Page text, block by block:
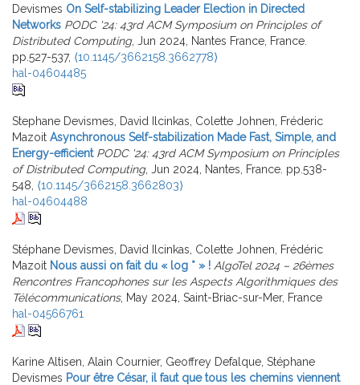
Devismes On Self-stabilizing Leader Election in Directed
Networks PODC '24: 43rd ACM Symposium on Principles of
Distributed Computing, Jun 2024, Nantes France, France.
pp.527-537, ⟨10.1145/3662158.3662778⟩
hal-04604485
Stephane Devismes, David Ilcinkas, Colette Johnen, Fréderic
Mazoit Asynchronous Self-stabilization Made Fast, Simple, and
Energy-efficient PODC '24: 43rd ACM Symposium on Principles
of Distributed Computing, Jun 2024, Nantes, France. pp.538-
548, ⟨10.1145/3662158.3662803⟩
hal-04604488
Stéphane Devismes, David Ilcinkas, Colette Johnen, Frédéric
Mazoit Nous aussi on fait du « log * » ! AlgoTel 2024 – 26èmes
Rencontres Francophones sur les Aspects Algorithmiques des
Télécommunications, May 2024, Saint-Briac-sur-Mer, France
hal-04566761
Karine Altisen, Alain Cournier, Geoffrey Defalque, Stéphane
Devismes Pour être César, il faut que tous les chemins viennent